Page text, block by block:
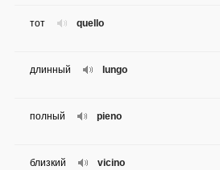
quello
тот
lungo
длинный
pieno
полный
vicino
близкий